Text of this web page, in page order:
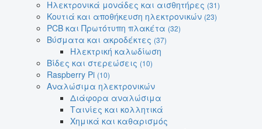
Ηλεκτρονικά μονάδες και αισθητήρες (31)
Κουτιά και αποθήκευση ηλεκτρονικών (23)
PCB και Πρωτότυπη πλακέτα (32)
Βύσματα και ακροδέκτες (37)
Ηλεκτρική καλωδίωση
Βίδες και στερεώσεις (10)
Raspberry Pi (10)
Αναλώσιμα ηλεκτρονικών
Διάφορα αναλώσιμα
Ταινίες και κολλητικά
Χημικά και καθαρισμός